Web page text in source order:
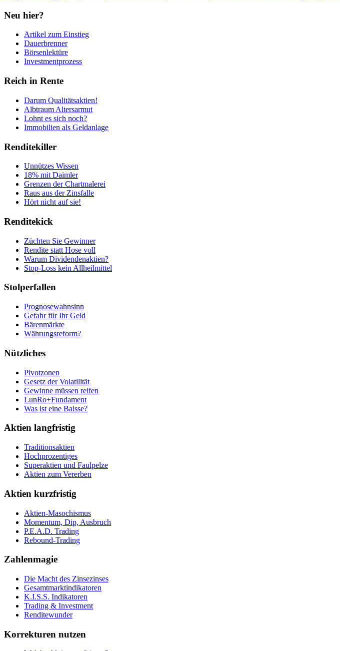
Neu hier?
Artikel zum Einstieg
Dauerbrenner
Börsenlektüre
Investmentprozess
Reich in Rente
Darum Qualitätsaktien!
Albtraum Altersarmut
Lohnt es sich noch?
Immobilien als Geldanlage
Renditekiller
Unnützes Wissen
18% mit Daimler
Grenzen der Chartmalerei
Raus aus der Zinsfalle
Hört nicht auf sie!
Renditekick
Züchten Sie Gewinner
Rendite statt Hose voll
Warum Dividendenaktien?
Stop-Loss kein Allheilmittel
Stolperfallen
Prognosewahnsinn
Gefahr für Ihr Geld
Bärenmärkte
Währungsreform?
Nützliches
Pivotzonen
Gesetz der Volatilität
Gewinne müssen reifen
LunRo+Fundament
Was ist eine Baisse?
Aktien langfristig
Traditionsaktien
Hochprozentiges
Superaktien und Faulpelze
Aktien zum Vererben
Aktien kurzfristig
Aktien-Masochismus
Momentum, Dip, Ausbruch
P.E.A.D. Trading
Rebound-Trading
Zahlenmagie
Die Macht des Zinsezinses
Gesamtmarktindikatoren
K.I.S.S. Indikatoren
Trading & Investment
Renditewunder
Korrekturen nutzen